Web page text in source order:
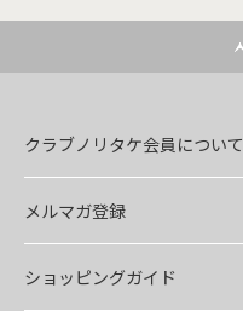
クラブノリタケ会員について
メルマガ登録
ショッピングガイド